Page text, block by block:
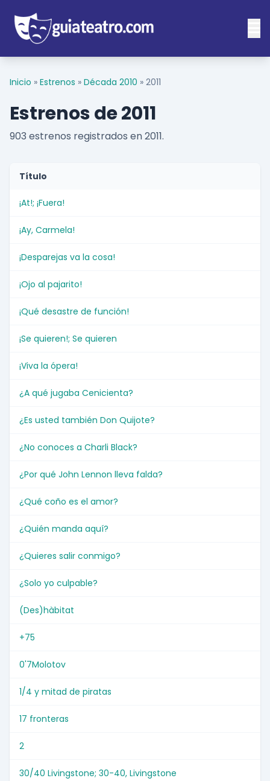
Inicio » Estrenos » Década 2010 » 2011
Estrenos de 2011
903 estrenos registrados en 2011.
Título
¡At!; ¡Fuera!
¡Ay, Carmela!
¡Desparejas va la cosa!
¡Ojo al pajarito!
¡Qué desastre de función!
¡Se quieren!; Se quieren
¡Viva la ópera!
¿A qué jugaba Cenicienta?
¿Es usted también Don Quijote?
¿No conoces a Charli Black?
¿Por qué John Lennon lleva falda?
¿Qué coño es el amor?
¿Quién manda aquí?
¿Quieres salir conmigo?
¿Solo yo culpable?
(Des)hàbitat
+75
0'7Molotov
1/4 y mitad de piratas
17 fronteras
2
30/40 Livingstone; 30-40, Livingstone